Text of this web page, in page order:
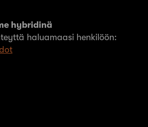
hybridinä
haluamaasi henkilöön: